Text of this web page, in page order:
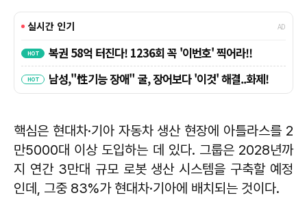
핵심은 현대차·기아 자동차 생산 현장에 아틀라스를 2
만5000대 이상 도입하는 데 있다. 그룹은 2028년까
지 연간 3만대 규모 로봇 생산 시스템을 구축할 예정
인데, 그중 83%가 현대차·기아에 배치되는 것이다.